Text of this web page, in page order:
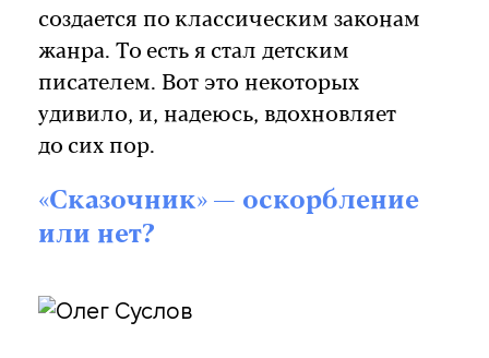
создается по классическим законам
жанра. То есть я стал детским
писателем. Вот это некоторых
удивило, и, надеюсь, вдохновляет
до сих пор.
«Сказочник» — оскорбление
или нет?